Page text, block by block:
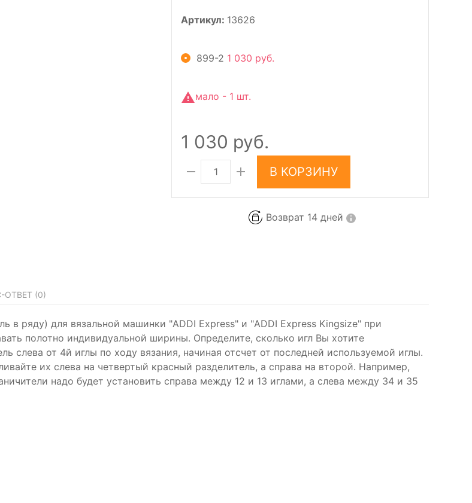
Артикул: 13626
899-2 1 030 руб.
мало - 1 шт.
1 030 руб.
В КОРЗИНУ
Возврат 14 дней
ОТВЕТ (0)
в ряду) для вязальной машинки "ADDI Express" и "ADDI Express Kingsize" при
полотно индивидуальной ширины. Определите, сколько игл Вы хотите
слева от 4й иглы по ходу вязания, начиная отсчет от последней используемой иглы.
их слева на четвертый красный разделитель, а справа на второй. Например,
надо будет установить справа между 12 и 13 иглами, а слева между 34 и 35